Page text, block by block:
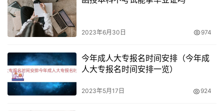
2023年6月30日 974
今年成人大专报名时间安排（今年成
人大专报名时间安排一览）
2023年5月17日 924